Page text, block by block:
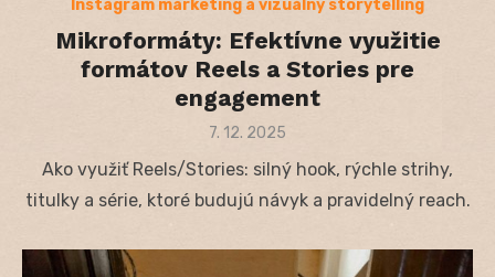
Instagram marketing a vizuálny storytelling
Mikroformáty: Efektívne využitie
formátov Reels a Stories pre
engagement
Posted
7. 12. 2025
Ako využiť Reels/Stories: silný hook, rýchle strihy,
titulky a série, ktoré budujú návyk a pravidelný reach.